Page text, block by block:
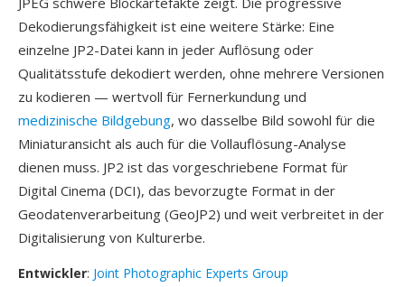
Dekodierungsfähigkeit ist eine weitere Stärke: Eine
einzelne JP2-Datei kann in jeder Auflösung oder
Qualitätsstufe dekodiert werden, ohne mehrere Versionen
zu kodieren — wertvoll für Fernerkundung und
medizinische Bildgebung, wo dasselbe Bild sowohl für die
Miniaturansicht als auch für die Vollauflösung-Analyse
dienen muss. JP2 ist das vorgeschriebene Format für
Digital Cinema (DCI), das bevorzugte Format in der
Geodatenverarbeitung (GeoJP2) und weit verbreitet in der
Digitalisierung von Kulturerbe.
Entwickler: Joint Photographic Experts Group